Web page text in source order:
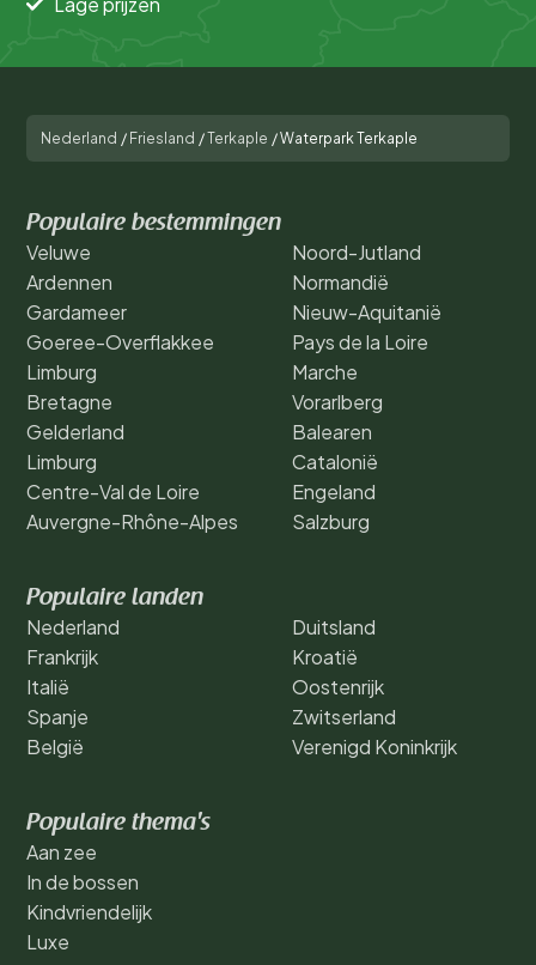
Nederland / Friesland /Terkaple /Waterpark Terkaple
Populaire bestemmingen
Veluwe
Ardennen
Gardameer
Goeree-Overflakkee
Limburg
Bretagne
Gelderland
Limburg
Centre-Val de Loire
Auvergne-Rhône-Alpes
Noord-Jutland
Normandië
Nieuw-Aquitanië
Pays de la Loire
Marche
Vorarlberg
Balearen
Catalonië
Engeland
Salzburg
Populaire landen
Nederland
Frankrijk
Italië
Spanje
België
Duitsland
Kroatië
Oostenrijk
Zwitserland
Verenigd Koninkrijk
Populaire thema's
Aan zee
In de bossen
Kindvriendelijk
Luxe